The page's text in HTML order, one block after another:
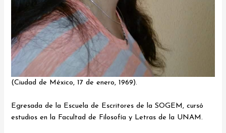
(Ciudad de México, 17 de enero, 1969).
Egresada de la Escuela de Escritores de la SOGEM, cursó
estudios en la Facultad de Filosofía y Letras de la UNAM.